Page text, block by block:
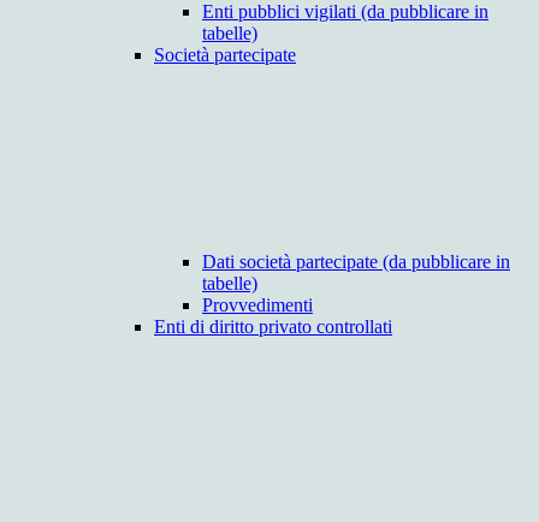
Enti pubblici vigilati (da pubblicare in
tabelle)
Società partecipate
Dati società partecipate (da pubblicare in
tabelle)
Provvedimenti
Enti di diritto privato controllati